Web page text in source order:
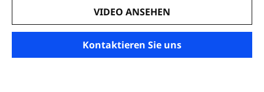
VIDEO ANSEHEN
Kontaktieren Sie uns